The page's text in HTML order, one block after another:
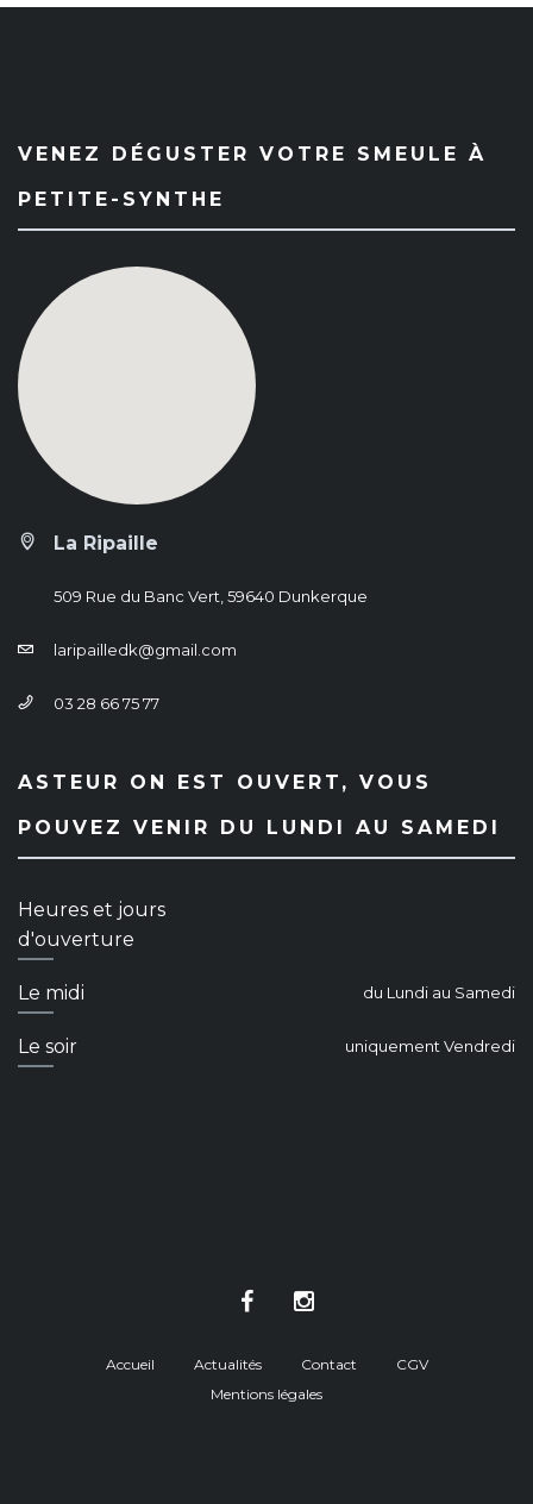
VENEZ DÉGUSTER VOTRE SMEULE À
PETITE-SYNTHE
La Ripaille
509 Rue du Banc Vert, 59640 Dunkerque
laripailledk@gmail.com
03 28 66 75 77
ASTEUR ON EST OUVERT, VOUS
POUVEZ VENIR DU LUNDI AU SAMEDI
Heures et jours
d'ouverture
Le midi du Lundi au Samedi
Le soir uniquement Vendredi
Accueil Actualités Contact
CGV
Mentions légales